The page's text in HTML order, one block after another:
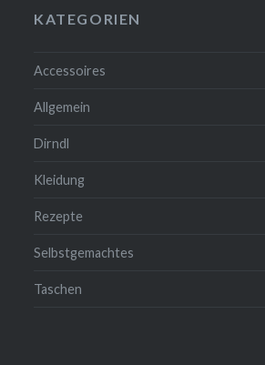
KATEGORIEN
Accessoires
Allgemein
Dirndl
Kleidung
Rezepte
Selbstgemachtes
Taschen